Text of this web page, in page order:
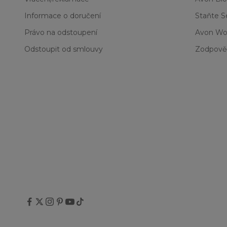
53 Chic
54 Dusky Mauve
56 Carnation
57 Pink Dream
Informace o doručení
Právo na odstoupení
Odstoupit od smlouvy
Staňte
Avon